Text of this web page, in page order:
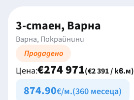
3-стаен, Варна
Варна, Покрайнини
Продадено
Цена:€274 971(€2 391 / кв.м)
874.90€/м.(360 месеца)